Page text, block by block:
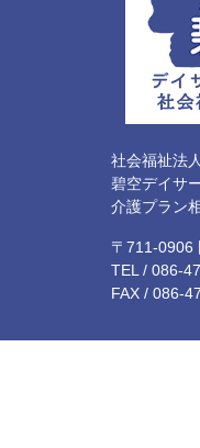
社会福祉法
碧空デイサ
介護プラン
〒711-0906
TEL / 086-
FAX / 086-